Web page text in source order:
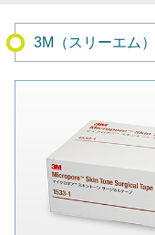
3M（スリーエム